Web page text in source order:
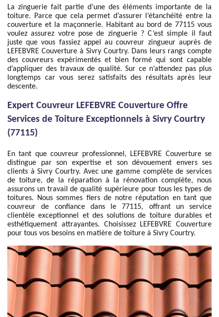
La zinguerie fait partie d’une des éléments importante de la
toiture. Parce que cela permet d’assurer l’étanchéité entre la
couverture et la maçonnerie. Habitant au bord de 77115 vous
voulez assurez votre pose de zinguerie ? C’est simple il faut
juste que vous fassiez appel au couvreur zingueur auprès de
LEFEBVRE Couverture à Sivry Courtry. Dans leurs rangs compte
des couvreurs expérimentés et bien formé qui sont capable
d’appliquer des travaux de qualité. Sur ce n’attendez pas plus
longtemps car vous serez satisfaits des résultats après leur
descente.
Expert Couvreur LEFEBVRE Couverture Offre
Services de Toiture Exceptionnels à Sivry Courtry
(77115)
En tant que couvreur professionnel, LEFEBVRE Couverture se
distingue par son expertise et son dévouement envers ses
clients à Sivry Courtry. Avec une gamme complète de services
de toiture, de la réparation à la rénovation complète, nous
assurons un travail de qualité supérieure pour tous les types de
toitures. Nous sommes fiers de notre réputation en tant que
couvreur de confiance dans le 77115, offrant un service
clientèle exceptionnel et des solutions de toiture durables et
esthétiquement attrayantes. Choisissez LEFEBVRE Couverture
pour tous vos besoins en matière de toiture à Sivry Courtry.